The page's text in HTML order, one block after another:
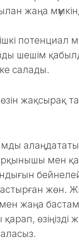
жаңа
потенциал
шешім
салады.
өзін жақсырақ
мен
жөн.
жаңа
өзіңізді